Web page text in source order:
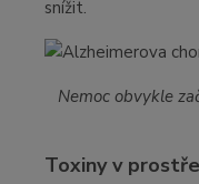
snížit.
Nemoc obvykle
Toxiny v